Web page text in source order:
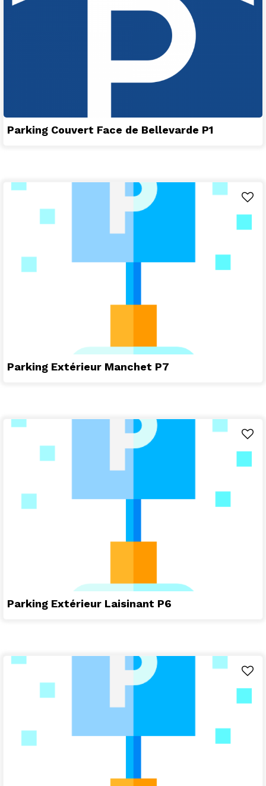
Parking Couvert Face de Bellevarde P1
Parking Extérieur Manchet P7
Parking Extérieur Laisinant P6